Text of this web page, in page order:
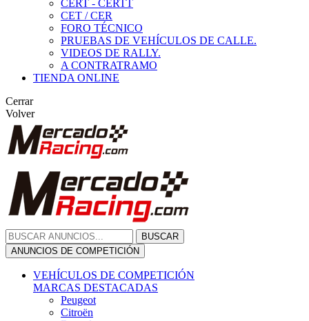
CERT - CERTT
CET / CER
FORO TÉCNICO
PRUEBAS DE VEHÍCULOS DE CALLE.
VIDEOS DE RALLY.
A CONTRATRAMO
TIENDA ONLINE
Cerrar
Volver
BUSCAR
ANUNCIOS DE COMPETICIÓN
VEHÍCULOS DE COMPETICIÓN
MARCAS DESTACADAS
Peugeot
Citroën